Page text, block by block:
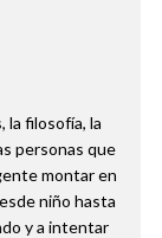
la filosofía, la
personas que
montar en
niño hasta
y a intentar